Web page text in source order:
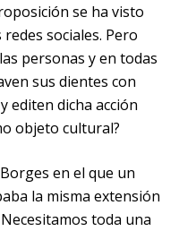
se ha visto
sociales. Pero
personas y en todas
sus dientes con
editen dicha acción
objeto cultural?
en el que un
la misma extensión
toda una